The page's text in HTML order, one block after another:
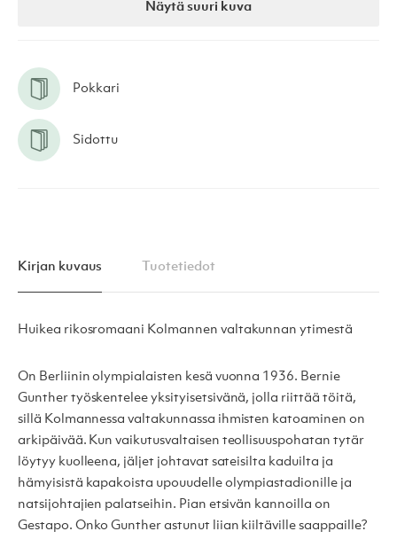
Näytä suuri kuva
Pokkari
Sidottu
Kirjan kuvaus Tuotetiedot
Huikea rikosromaani Kolmannen valtakunnan ytimestä
On Berliinin olympialaisten kesä vuonna 1936. Bernie
Gunther työskentelee yksityisetsivänä, jolla riittää töitä,
sillä Kolmannessa valtakunnassa ihmisten katoaminen on
arkipäivää. Kun vaikutusvaltaisen teollisuuspohatan tytär
löytyy kuolleena, jäljet johtavat sateisilta kaduilta ja
hämyisistä kapakoista upouudelle olympiastadionille ja
natsijohtajien palatseihin. Pian etsivän kannoilla on
Gestapo. Onko Gunther astunut liian kiiltäville saappaille?